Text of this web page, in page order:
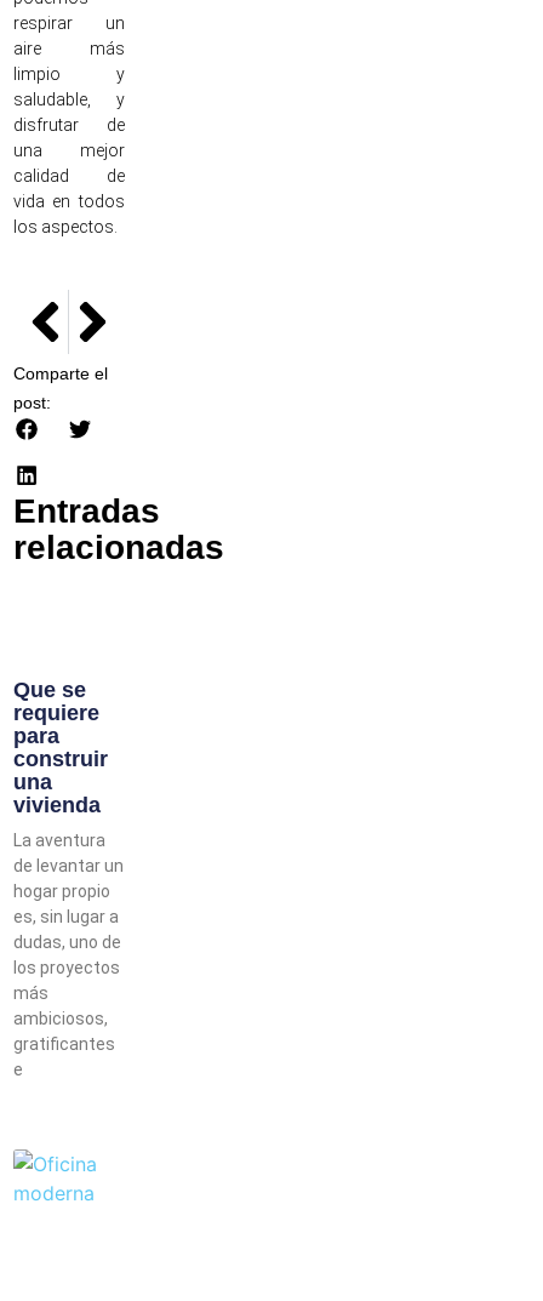
respirar un
aire más
limpio y
saludable, y
disfrutar de
una mejor
calidad de
vida en todos
los aspectos.
PREVIOUS
Como funciona la producción artesanal de sal y
NEXT
Cómo elegir una cremallera
Comparte el
post:
Entradas
relacionadas
Que se
requiere
para
construir
una
vivienda
La aventura
de levantar un
hogar propio
es, sin lugar a
dudas, uno de
los proyectos
más
ambiciosos,
gratificantes
e